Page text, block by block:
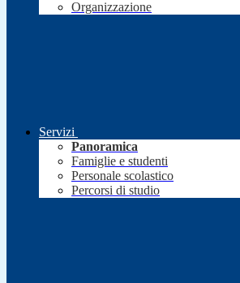
Organizzazione
Servizi
Panoramica
Famiglie e studenti
Personale scolastico
Percorsi di studio